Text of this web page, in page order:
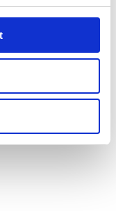
amaçlarıyla
vasıtasıyla
bilgi için